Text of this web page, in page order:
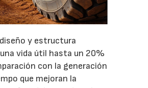
y estructura
vida útil hasta un 20%
con la generación
que mejoran la